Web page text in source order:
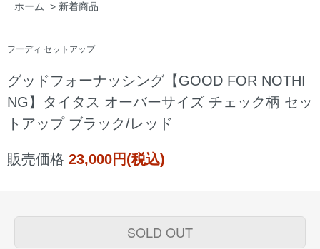
ホーム
> 新着商品
フーディ セットアップ
グッドフォーナッシング【GOOD FOR NOTHI
NG】タイタス オーバーサイズ チェック柄 セッ
トアップ ブラック/レッド
販売価格 23,000円(税込)
SOLD OUT